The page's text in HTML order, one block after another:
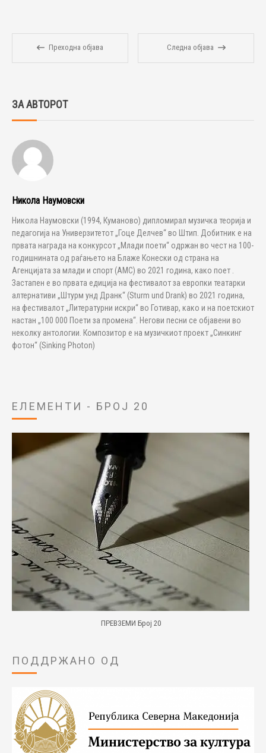
Преходна објава Следна објава
ЗА АВТОРОТ
Никола Наумовски
Никола Наумовски (1994, Куманово) дипломирал музичка теорија и
педагогија на Универзитетот „Гоце Делчев“ во Штип. Добитник е на
првата награда на конкурсот „Млади поети“ одржан во чест на 100-
годишнината од раѓањето на Блаже Конески од страна на
Агенцијата за млади и спорт (АМС) во 2021 година, како поет .
Застапен е во првата едиција на фестивалот за европки театарки
алтернативи „Штурм унд Дранк“ (Sturm und Drank) во 2021 година,
на фестивалот „Литературни искри“ во Готивар, како и на поетскиот
настан „100 000 Поети за промена“. Негови песни се објавени во
неколку антологии. Композитор е на музичкиот проект „Синкинг
фотон“ (Sinking Photon)
ЕЛЕМЕНТИ - БРОЈ 20
ПРЕВЗЕМИ Број 20
ПОДДРЖАНО ОД